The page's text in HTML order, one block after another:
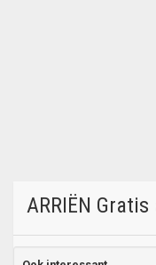
ARRIËN